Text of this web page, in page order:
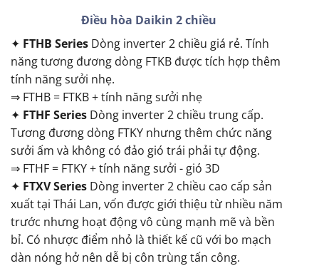
Điều hòa Daikin 2 chiều
✦ FTHB Series Dòng inverter 2 chiều giá rẻ. Tính
năng tương đương dòng FTKB được tích hợp thêm
tính năng sưởi nhẹ.
⇒ FTHB = FTKB + tính năng sưởi nhẹ
✦ FTHF Series Dòng inverter 2 chiều trung cấp.
Tương đương dòng FTKY nhưng thêm chức năng
sưởi ấm và không có đảo gió trái phải tự động.
⇒ FTHF = FTKY + tính năng sưởi - gió 3D
✦ FTXV Series Dòng inverter 2 chiều cao cấp sản
xuất tại Thái Lan, vốn được giới thiệu từ nhiều năm
trước nhưng hoạt động vô cùng mạnh mẽ và bền
bỉ. Có nhược điểm nhỏ là thiết kế cũ với bo mạch
dàn nóng hở nên dễ bị côn trùng tấn công.